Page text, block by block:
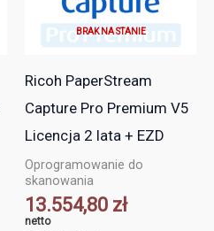
BRAK NA STANIE
Ricoh PaperStream
Capture Pro Premium V5
Licencja 2 lata + EZD
Oprogramowanie do
skanowania
13.554,80 zł
netto